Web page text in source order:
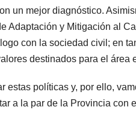
un mejor diagnóstico.
Adaptación y Mitigación al
con la sociedad civil; en
destinados para el área
estas políticas y, por ello,
a la par de la Provincia con